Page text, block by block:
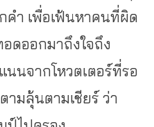
คำ เพื่อเฟ้นหาคนที่ผิด
ดออกมาถึงใจถึง
นนจากโหวตเตอร์ที่รอ
ามลุ้นตามเชียร์ ว่า